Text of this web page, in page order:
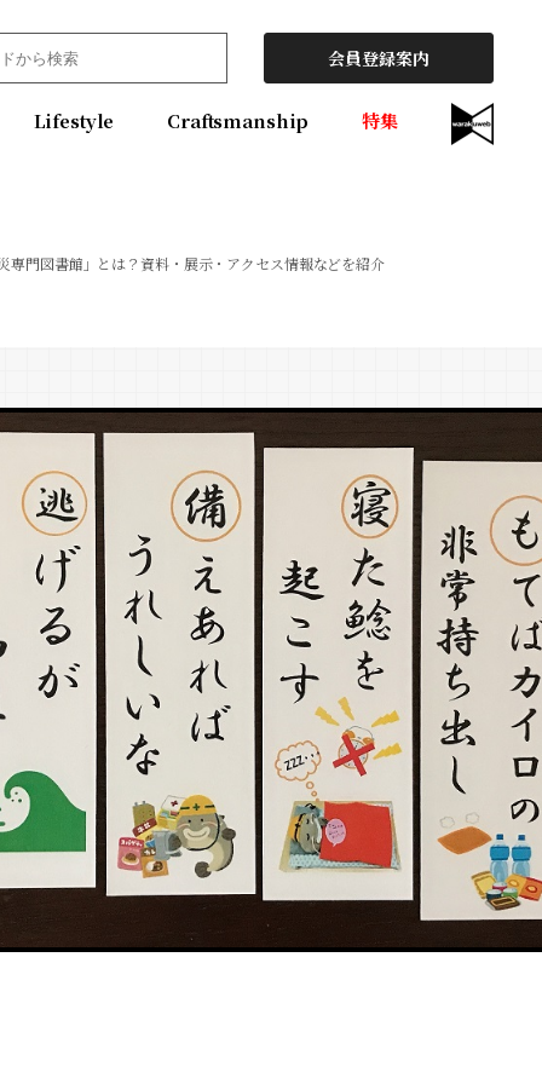
会員登録案内
Lifestyle Craftsmanship 特集
専門図書館」とは？資料・展示・アクセス情報などを紹介